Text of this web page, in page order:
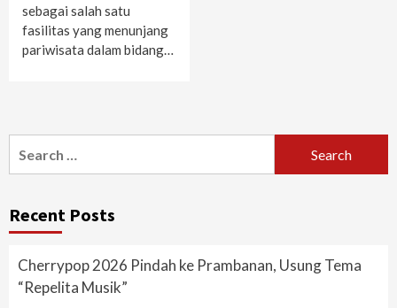
sebagai salah satu
fasilitas yang menunjang
pariwisata dalam bidang…
for:
Recent Posts
Cherrypop 2026 Pindah ke Prambanan, Usung Tema
“Repelita Musik”